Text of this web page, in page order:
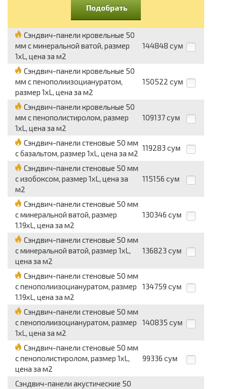
Подобрать
Сэндвич-панели кровельные 50
мм с минеральной ватой, размер
1хL, цена за м2
144848 сум
Сэндвич-панели кровельные 50
мм с пенополиизоциануратом,
размер 1хL, цена за м2
150522 сум
Сэндвич-панели кровельные 50
мм с пенополистиролом, размер
1хL, цена за м2
109137 сум
Сэндвич-панели стеновые 50 мм
с базальтом, размер 1хL, цена за м2
119283 сум
Сэндвич-панели стеновые 50 мм
с изобоксом, размер 1хL, цена за
м2
115156 сум
Сэндвич-панели стеновые 50 мм
с минеральной ватой, размер
1.19хL, цена за м2
130346 сум
Сэндвич-панели стеновые 50 мм
с минеральной ватой, размер 1хL,
цена за м2
136823 сум
Сэндвич-панели стеновые 50 мм
с пенополиизоциануратом, размер
1.19хL, цена за м2
134759 сум
Сэндвич-панели стеновые 50 мм
с пенополиизоциануратом, размер
1хL, цена за м2
140835 сум
Сэндвич-панели стеновые 50 мм
с пенополистиролом, размер 1хL,
цена за м2
99336 сум
Сэндвич-панели акустические 50